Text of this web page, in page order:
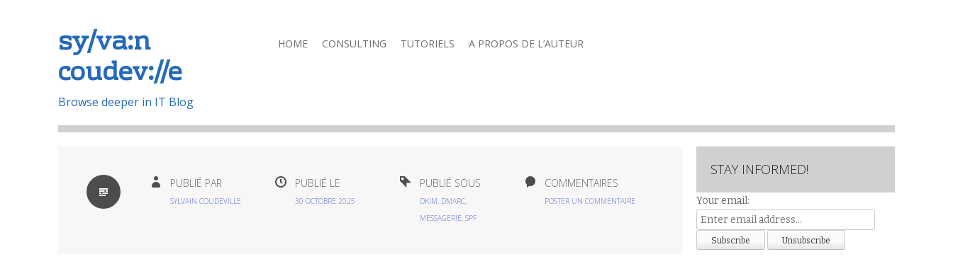
sy/va:n
coudev://e
Browse deeper in IT Blog
Aller
HOME CONSULTING TUTORIELS A PROPOS DE L’AUTEUR
PAR
DÉFAUT
PUBLIÉ PAR
SYLVAIN COUDEVILLE
PUBLIÉ LE
30 OCTOBRE 2025
PUBLIÉ SOUS
DKIM, DMARC,
MESSAGERIE, SPF
COMMENTAIRES
POSTER UN COMMENTAIRE
STAY INFORMED!
Your email: